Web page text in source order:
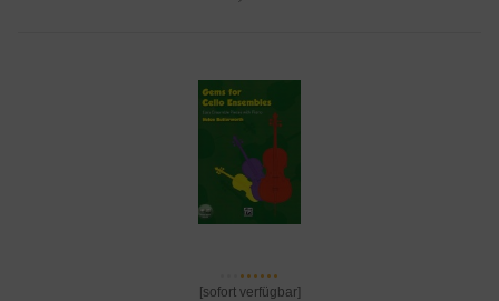
[sofort verfügbar]